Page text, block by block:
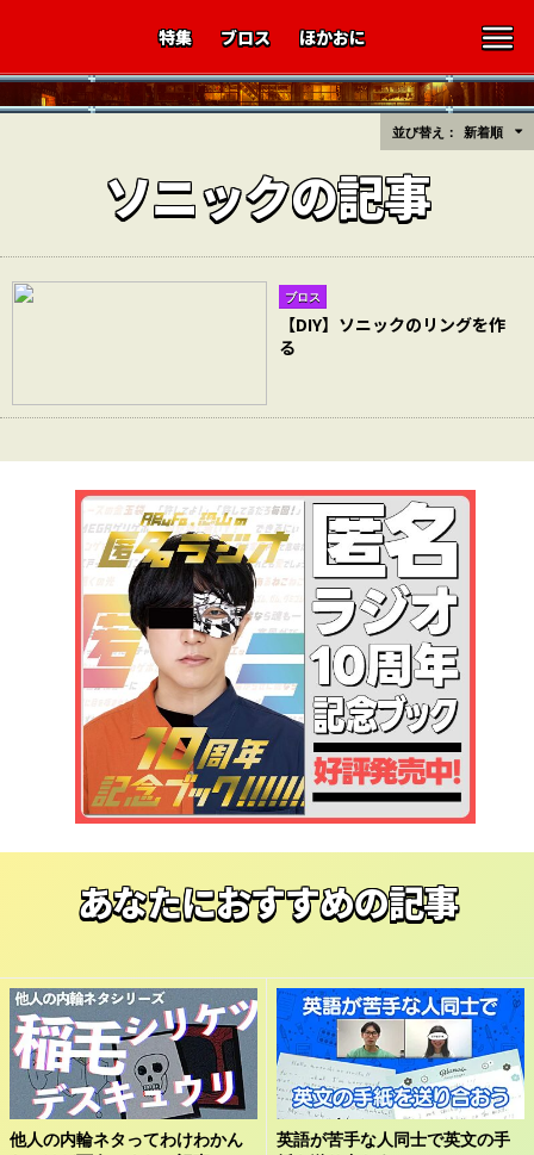
特集 ブロス ほかおに
ソニックの記事
並び替え： 新着順
ブロス
【DIY】ソニックのリングを作
る
あなたにおすすめの記事
他人の内輪ネタってわけわかん
英語が苦手な人同士で英文の手